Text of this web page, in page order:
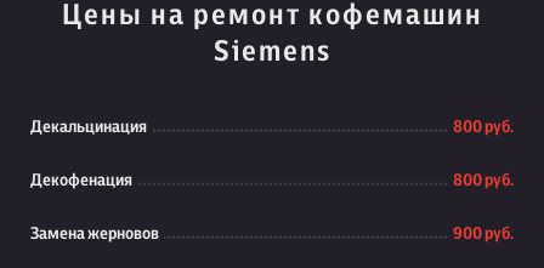
Цены на ремонт кофемашин
Siemens
Декальцинация 800 руб.
Декофенация 800 руб.
Замена жерновов 900 руб.